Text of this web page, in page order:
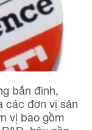
bắn đinh,
các đơn vị sản
vị bao gồm